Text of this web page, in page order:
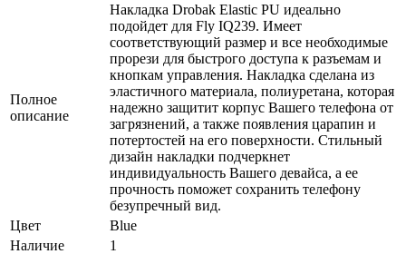
Полное
описание
Накладка Drobak Elastic PU идеально
подойдет для Fly IQ239. Имеет
соответствующий размер и все необходимые
прорези для быстрого доступа к разъемам и
кнопкам управления. Накладка сделана из
эластичного материала, полиуретана, которая
надежно защитит корпус Вашего телефона от
загрязнений, а также появления царапин и
потертостей на его поверхности. Стильный
дизайн накладки подчеркнет
индивидуальность Вашего девайса, а ее
прочность поможет сохранить телефону
безупречный вид.
Цвет
Blue
Наличие
1